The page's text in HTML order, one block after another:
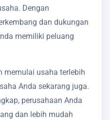
Dengan
dan dukungan
memiliki peluang
memulai usaha terlebih
Anda sekarang juga.
perusahaan Anda
dan lebih mudah